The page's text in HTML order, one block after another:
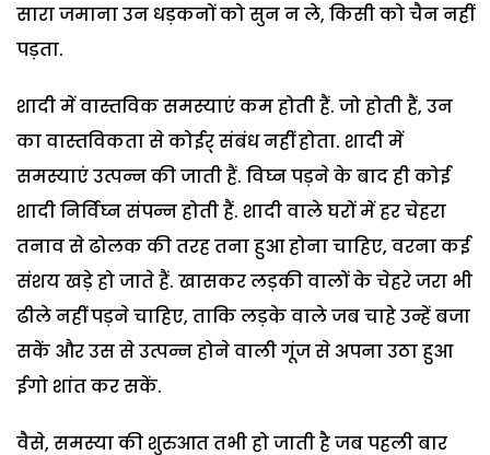
सारा जमाना उन धड़कनों को सुन न ले, किसी को चैन नहीं
पड़ता.
शादी में वास्तविक समस्याएं कम होती हैं. जो होती हैं, उन
का वास्तविकता से कोईर् संबंध नहीं होता. शादी में
समस्याएं उत्पन्न की जाती हैं. विघ्न पड़ने के बाद ही कोई
शादी निर्विघ्न संपन्न होती हैं. शादी वाले घरों में हर चेहरा
तनाव से ढोलक की तरह तना हुआ होना चाहिए, वरना कई
संशय खड़े हो जाते हैं. खासकर लड़की वालों के चेहरे जरा भी
ढीले नहीं पड़ने चाहिए, ताकि लड़के वाले जब चाहे उन्हें बजा
सकें और उस से उत्पन्न होने वाली गूंज से अपना उठा हुआ
ईगो शांत कर सकें.
वैसे, समस्या की शुरुआत तभी हो जाती है जब पहली बार